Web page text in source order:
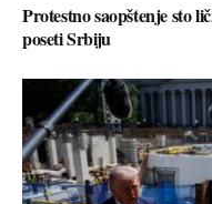
Protestno saopštenje sto
poseti Srbiju